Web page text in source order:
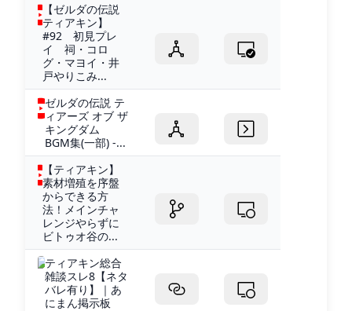
【ゼルダの伝説
ティアキン】
#92 初見プレ
イ 祠・コロ
グ・マヨイ・井
戸やりこみ...
ゼルダの伝説 テ
ィアーズ オブ ザ
キングダム
BGM集(一部) -...
【ティアキン】
素材増殖を序盤
からできる方
法！メインチャ
レンジやらずに
ビトゥオ谷の...
ティアキン総合
雑談スレ8【ネタ
バレ有り】｜あ
にまん掲示板